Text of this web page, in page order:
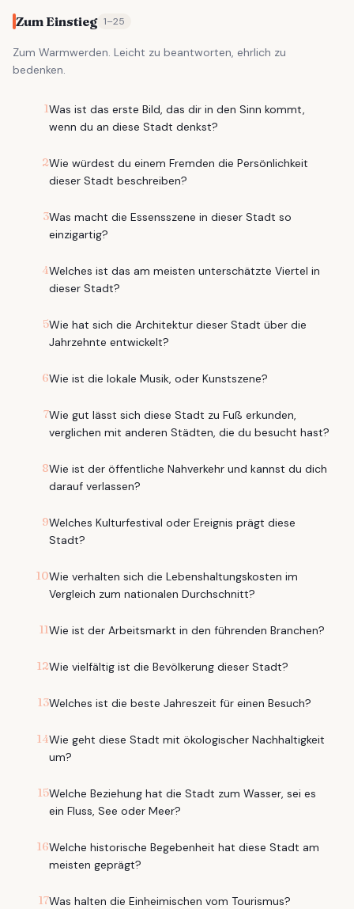
Zum Einstieg 1–25
Zum Warmwerden. Leicht zu beantworten, ehrlich zu
bedenken.
1Was ist das erste Bild, das dir in den Sinn kommt,
wenn du an diese Stadt denkst?
2Wie würdest du einem Fremden die Persönlichkeit
dieser Stadt beschreiben?
3Was macht die Essensszene in dieser Stadt so
einzigartig?
4Welches ist das am meisten unterschätzte Viertel in
dieser Stadt?
5Wie hat sich die Architektur dieser Stadt über die
Jahrzehnte entwickelt?
6Wie ist die lokale Musik, oder Kunstszene?
7Wie gut lässt sich diese Stadt zu Fuß erkunden,
verglichen mit anderen Städten, die du besucht hast?
8Wie ist der öffentliche Nahverkehr und kannst du dich
darauf verlassen?
9Welches Kulturfestival oder Ereignis prägt diese
Stadt?
10Wie verhalten sich die Lebenshaltungskosten im
Vergleich zum nationalen Durchschnitt?
11Wie ist der Arbeitsmarkt in den führenden Branchen?
12Wie vielfältig ist die Bevölkerung dieser Stadt?
13Welches ist die beste Jahreszeit für einen Besuch?
14Wie geht diese Stadt mit ökologischer Nachhaltigkeit
um?
15Welche Beziehung hat die Stadt zum Wasser, sei es
ein Fluss, See oder Meer?
16Welche historische Begebenheit hat diese Stadt am
meisten geprägt?
17Was halten die Einheimischen vom Tourismus?